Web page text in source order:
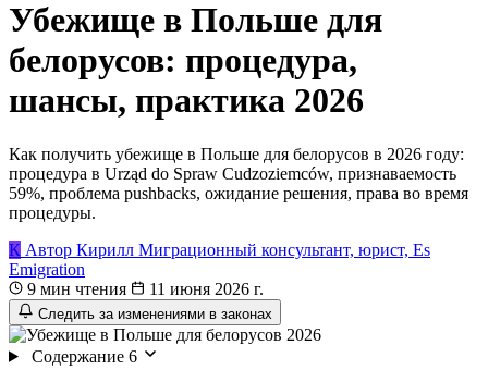
Убежище в Польше для
белорусов: процедура,
шансы, практика 2026
Как получить убежище в Польше для белорусов в 2026 году:
процедура в Urząd do Spraw Cudzoziemców, признаваемость
59%, проблема pushbacks, ожидание решения, права во время
процедуры.
К Автор Кирилл Миграционный консультант, юрист, Es
Emigration
9 мин чтения
11 июня 2026 г.
Следить за изменениями в законах
Содержание 6